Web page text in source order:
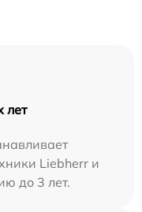
лет
Liebherr и
до 3 лет.